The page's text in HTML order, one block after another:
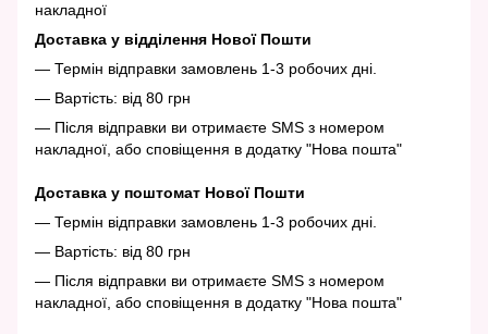
накладної
Доставка у відділення Нової Пошти
— Термін відправки замовлень 1-3 робочих дні.
— Вартість: від 80 грн
— Після відправки ви отримаєте SMS з номером
накладної, або сповіщення в додатку "Нова пошта"
Доставка у поштомат Нової Пошти
— Термін відправки замовлень 1-3 робочих дні.
— Вартість: від 80 грн
— Після відправки ви отримаєте SMS з номером
накладної, або сповіщення в додатку "Нова пошта"